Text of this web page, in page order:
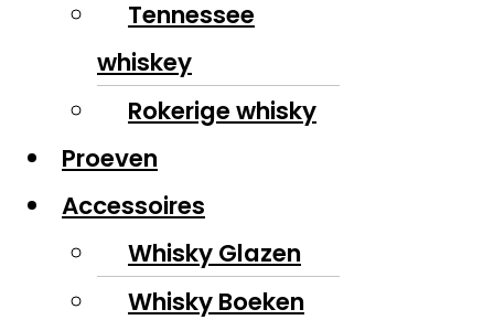
Tennessee
whiskey
Rokerige whisky
Proeven
Accessoires
Whisky Glazen
Whisky Boeken